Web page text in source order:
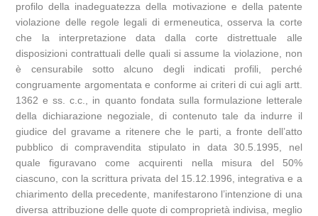
profilo della inadeguatezza della motivazione e della patente
violazione delle regole legali di ermeneutica, osserva la corte
che la interpretazione data dalla corte distrettuale alle
disposizioni contrattuali delle quali si assume la violazione, non
è censurabile sotto alcuno degli indicati profili, perché
congruamente argomentata e conforme ai criteri di cui agli artt.
1362 e ss. c.c., in quanto fondata sulla formulazione letterale
della dichiarazione negoziale, di contenuto tale da indurre il
giudice del gravame a ritenere che le parti, a fronte dell’atto
pubblico di compravendita stipulato in data 30.5.1995, nel
quale figuravano come acquirenti nella misura del 50%
ciascuno, con la scrittura privata del 15.12.1996, integrativa e a
chiarimento della precedente, manifestarono l’intenzione di una
diversa attribuzione delle quote di comproprietà indivisa, meglio